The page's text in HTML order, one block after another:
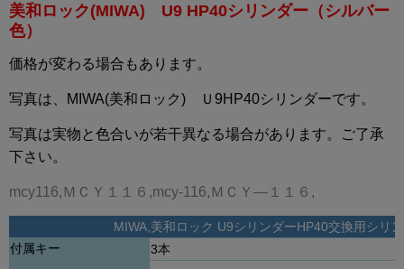
美和ロック(MIWA) U9 HP40シリンダー （シルバー
色）
価格が変わる場合もあります。
写真は、MIWA(美和ロック) Ｕ9HP40シリンダーです。
写真は実物と色合いが若干異なる場合があります。ご了承
下さい。
mcy116,ＭＣＹ１１６,mcy-116,ＭＣＹ―１１６,
MIWA,美和ロック U9シリンダーHP40交換用シリ
付属キー
3本